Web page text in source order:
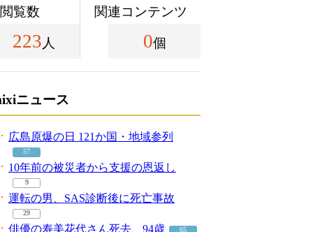
閲覧数
223 人
関連コンテンツ
0個
ニュース
広島原爆の日 121か国・地域参列
57
10年前の被災者から支援の恩返し
9
運転の男、SAS診断後に死亡事故
29
俳優の寿美花代さん死去、94歳 65